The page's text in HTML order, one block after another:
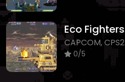
Eco Fighters
CAPCOM, CPS2
0/5